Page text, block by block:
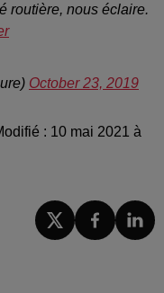
routière, nous éclaire.
October 23, 2019
: 10 mai 2021 à